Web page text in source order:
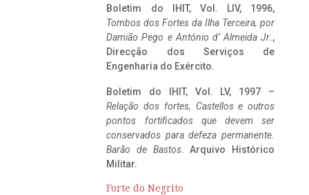
Boletim do IHIT, Vol. LIV, 1996,
Tombos dos Fortes da Ilha Terceira, por
Damião Pego e António d’ Almeida Jr.,
Direcção dos Serviços de
Engenharia do Exército.
Boletim do IHIT, Vol. LV, 1997 –
Relação dos fortes, Castellos e outros
pontos fortificados que devem ser
conservados para defeza permanente.
Barão de Bastos. Arquivo Histórico
Militar.
Forte do Negrito